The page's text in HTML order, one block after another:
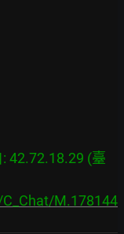
42.72.18.29 (臺
M.178144